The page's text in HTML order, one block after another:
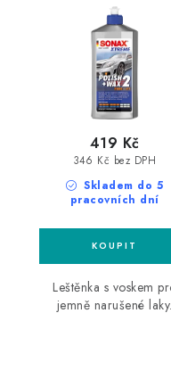
voskem
Skladem do 5
pracovních dní
346 Kč bez DPH
419 Kč
Leštěnka s voskem
jemně narušené laky.